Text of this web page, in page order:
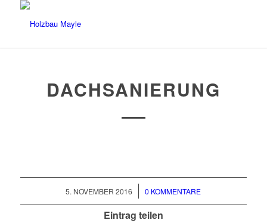
DACHSANIERUNG
5. NOVEMBER 2016
/ 0 KOMMENTARE
Eintrag teilen